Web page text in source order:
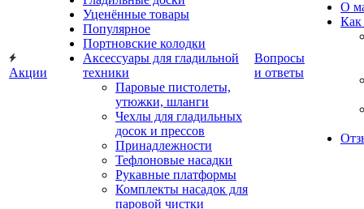
Акции
Уценённые товары
Популярное
Портновские колодки
Аксессуары для гладильной
техники
Паровые пистолеты,
утюжки, шланги
Чехлы для гладильных
досок и прессов
Принадлежности
Тефлоновые насадки
Рукавные платформы
Комплекты насадок для
паровой чистки
Вопросы
и ответы
О
Как